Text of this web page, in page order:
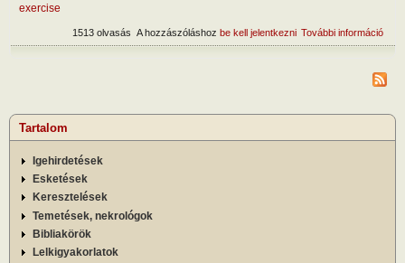
exercise
További információ
A hozzászóláshoz be kell jelentkezni
1513 olvasás
Tartalom
Igehirdetések
Esketések
Keresztelések
Temetések, nekrológok
Bibliakörök
Lelkigyakorlatok